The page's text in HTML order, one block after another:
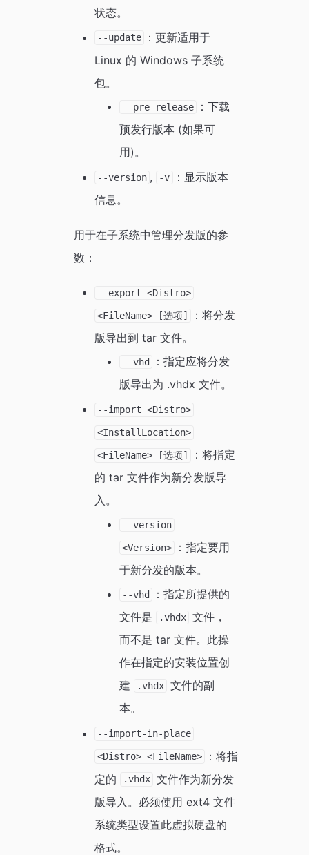
状态。
--update
：更新适用于
Linux 的 Windows 子系统
包。
--pre-release
：下载
预发行版本 (如果可
用)。
--version , -v
：显示版本
信息。
用于在子系统中管理分发版的参
数：
--export <Distro>
<FileName> [选项]
：将分发
版导出到 tar 文件。
--vhd
：指定应将分发
版导出为 .vhdx 文件。
--import <Distro>
<InstallLocation>
<FileName> [选项]
：将指定
的 tar 文件作为新分发版导
入。
--version
<Version>
：指定要用
于新分发的版本。
--vhd
：指定所提供的
文件是
.vhdx 文件，
而不是 tar 文件。此操
作在指定的安装位置创
建
.vhdx 文件的副
本。
--import-in-place
<Distro> <FileName>
：将指
定的
.vhdx 文件作为新分发
版导入。必须使用 ext4 文件
系统类型设置此虚拟硬盘的
格式。